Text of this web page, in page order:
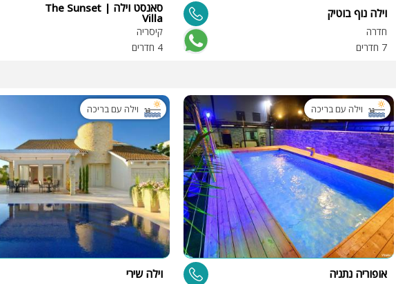
וילה נוף בוטיק
חדרה
7 חדרים
סאנסט וילה | The Sunset
Villa
קיסריה
4 חדרים
וילה עם בריכה
אופוריה נתניה
וילה עם בריכה
וילה שירי